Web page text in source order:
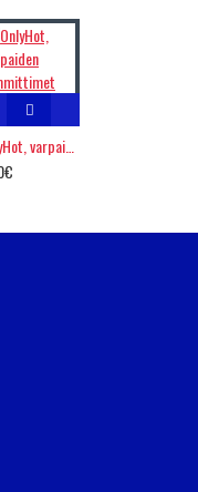
OnlyHot, varpaiden lämmittimet